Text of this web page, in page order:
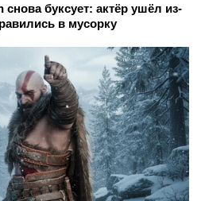
буксует: актёр ушёл из-
в мусорку